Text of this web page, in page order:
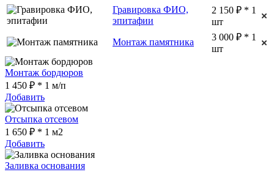
Гравировка ФИО,
эпитафии
2 150 ₽ * 1
шт
Монтаж памятника
3 000 ₽ * 1
шт
Монтаж бордюров
1 450 ₽ * 1 м/п
Добавить
Отсыпка отсевом
1 650 ₽ * 1 м2
Добавить
Заливка основания